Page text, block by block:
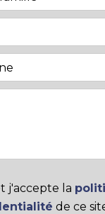
j'accepte la
de ce